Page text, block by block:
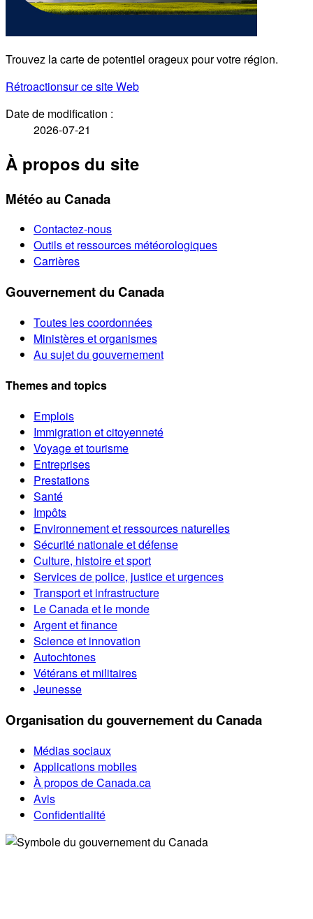
Trouvez la carte de potentiel orageux pour votre région.
Rétroactionsur ce site Web
Date de modification :
2026-07-21
À propos du site
Météo au Canada
Contactez-nous
Outils et ressources météorologiques
Carrières
Gouvernement du Canada
Toutes les coordonnées
Ministères et organismes
Au sujet du gouvernement
Themes and topics
Emplois
Immigration et citoyenneté
Voyage et tourisme
Entreprises
Prestations
Santé
Impôts
Environnement et ressources naturelles
Sécurité nationale et défense
Culture, histoire et sport
Services de police, justice et urgences
Transport et infrastructure
Le Canada et le monde
Argent et finance
Science et innovation
Autochtones
Vétérans et militaires
Jeunesse
Organisation du gouvernement du Canada
Médias sociaux
Applications mobiles
À propos de Canada.ca
Avis
Confidentialité